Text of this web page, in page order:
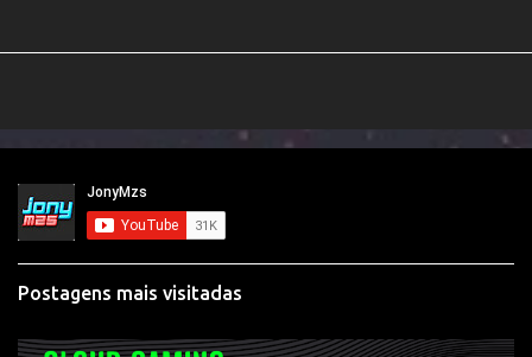
Postagens mais visitadas